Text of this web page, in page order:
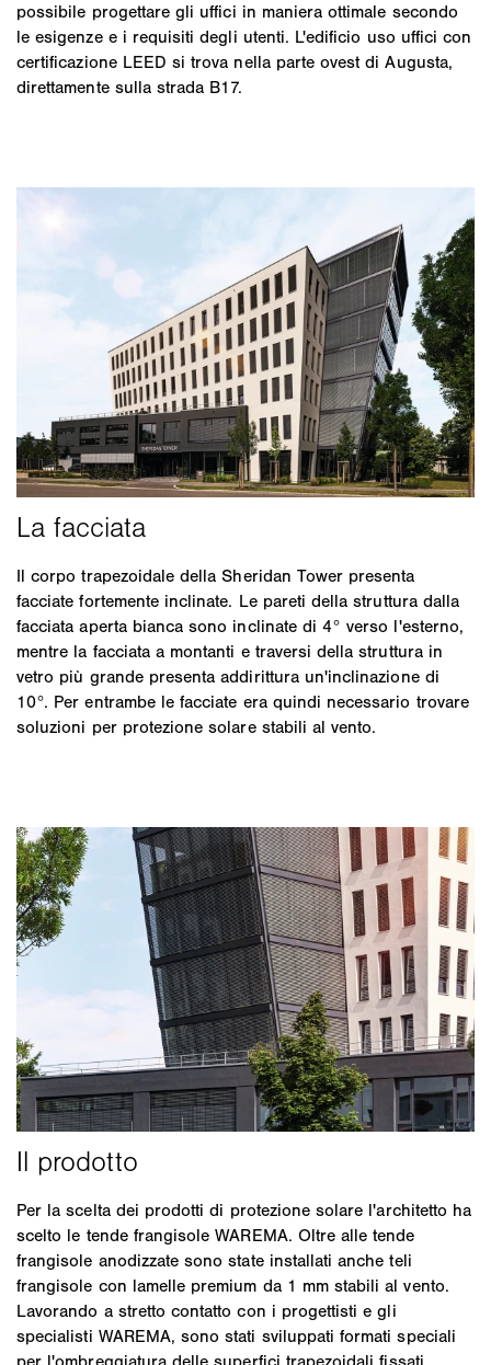
possibile progettare gli uffici in maniera ottimale secondo
le esigenze e i requisiti degli utenti. L'edificio uso uffici con
certificazione LEED si trova nella parte ovest di Augusta,
direttamente sulla strada B17.
Il corpo trapezoidale della Sheridan Tower presenta
facciate fortemente inclinate. Le pareti della struttura dalla
facciata aperta bianca sono inclinate di 4° verso l'esterno,
mentre la facciata a montanti e traversi della struttura in
vetro più grande presenta addirittura un'inclinazione di
10°. Per entrambe le facciate era quindi necessario trovare
soluzioni per protezione solare stabili al vento.
Per la scelta dei prodotti di protezione solare l'architetto ha
scelto le tende frangisole WAREMA. Oltre alle tende
frangisole anodizzate sono state installati anche teli
frangisole con lamelle premium da 1 mm stabili al vento.
Lavorando a stretto contatto con i progettisti e gli
specialisti WAREMA, sono stati sviluppati formati speciali